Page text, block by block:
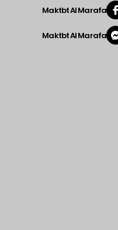
Maktbt Al Marafa
Maktbt Al Marafa